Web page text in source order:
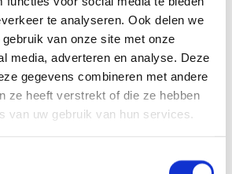
te analyseren. Ook delen we
van onze site met onze
media, adverteren en analyse. Deze
gegevens combineren met andere
ze heeft verstrekt of die ze hebben
van uw gebruik van hun services.